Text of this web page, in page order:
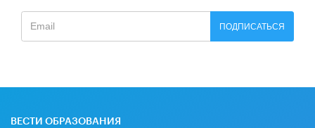
ПОДПИСАТЬСЯ
ВЕСТИ ОБРАЗОВАНИЯ